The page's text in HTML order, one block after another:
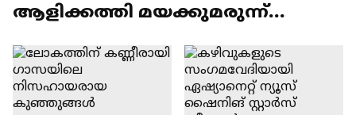
ആളിക്കത്തി മയക്കുമരുന്ന്